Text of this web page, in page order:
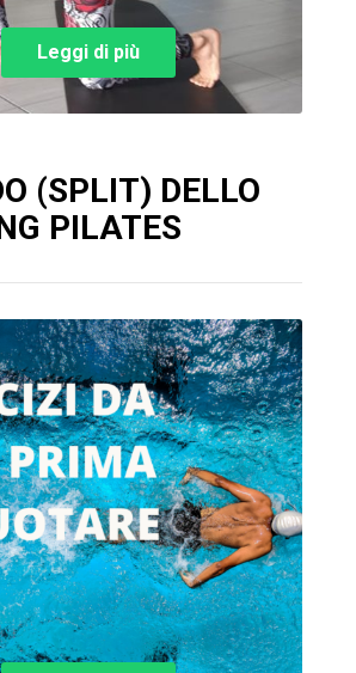
Leggi di più
(SPLIT) DELLO
PILATES